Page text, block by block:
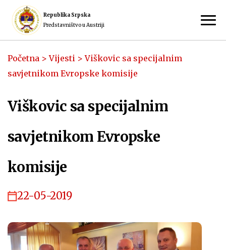
Republika Srpska
Predstavništvo u Austriji
Početna >Vijesti >Viškovic sa specijalnim
savjetnikom Evropske komisije
Viškovic sa specijalnim
savjetnikom Evropske
komisije
22-05-2019